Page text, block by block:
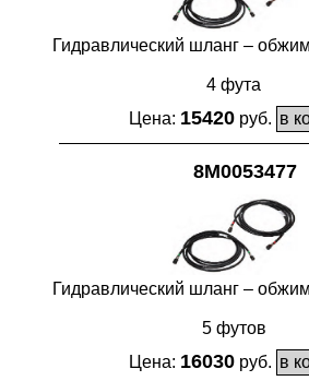
Гидравлический шланг –
4 фута
Цена: 15420 руб.
8M0053477
Гидравлический шланг –
5 футов
Цена: 16030 руб.